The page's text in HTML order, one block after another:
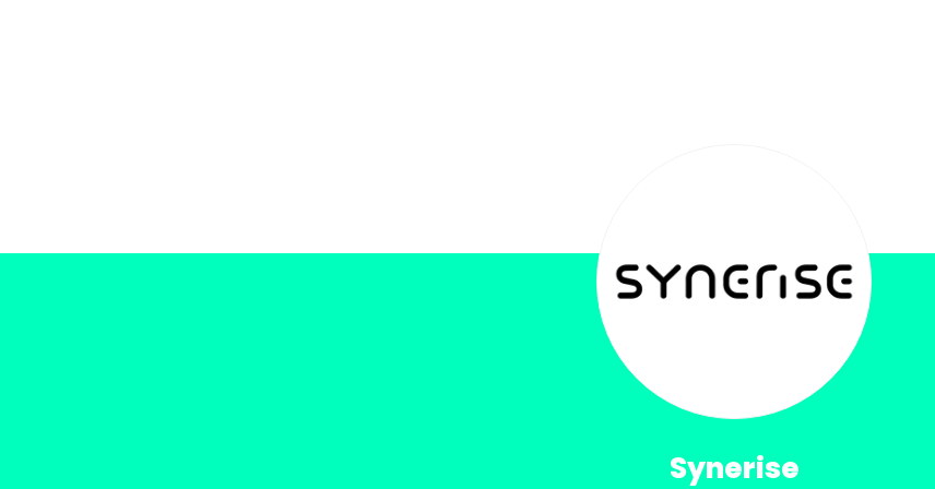
Synerise